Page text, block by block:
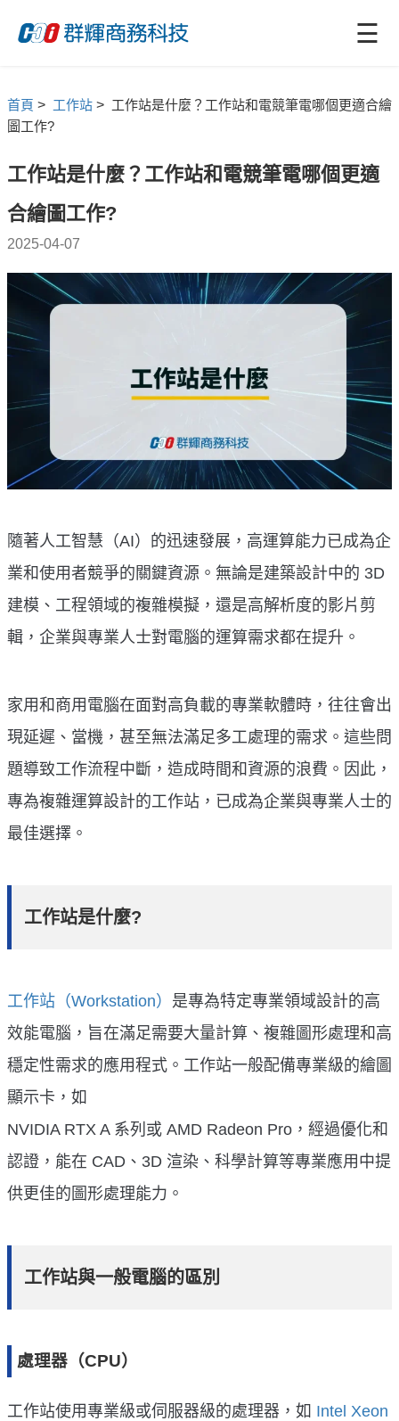
☰
首頁 > 工作站 > 工作站是什麼？工作站和電競筆電哪個更適合繪
圖工作?
工作站是什麼？工作站和電競筆電哪個更適
合繪圖工作?
2025-04-07
隨著人工智慧（AI）的迅速發展，高運算能力已成為企
業和使用者競爭的關鍵資源。無論是建築設計中的 3D
建模、工程領域的複雜模擬，還是高解析度的影片剪
輯，企業與專業人士對電腦的運算需求都在提升。
家用和商用電腦在面對高負載的專業軟體時，往往會出
現延遲、當機，甚至無法滿足多工處理的需求。這些問
題導致工作流程中斷，造成時間和資源的浪費。因此，
專為複雜運算設計的工作站，已成為企業與專業人士的
最佳選擇。
工作站是什麼?
工作站（Workstation） 是專為特定專業領域設計的高
效能電腦，旨在滿足需要大量計算、複雜圖形處理和高
穩定性需求的應用程式。工作站一般配備專業級的繪圖
顯示卡，如
NVIDIA RTX A 系列或 AMD Radeon Pro，經過優化和
認證，能在 CAD、3D 渲染、科學計算等專業應用中提
供更佳的圖形處理能力。
工作站與一般電腦的區別
處理器（CPU）
工作站使用專業級或伺服器級的處理器，如 Intel Xeon